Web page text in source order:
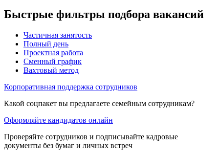
Быстрые фильтры подбора вакансий
Частичная занятость
Полный день
Проектная работа
Сменный график
Вахтовый метод
Корпоративная поддержка сотрудников
Какой соцпакет вы предлагаете семейным сотрудникам?
Оформляйте кандидатов онлайн
Проверяйте сотрудников и подписывайте кадровые
документы без бумаг и личных встреч